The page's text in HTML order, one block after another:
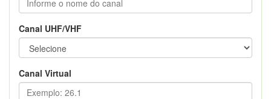
Canal UHF/VHF
Canal Virtual